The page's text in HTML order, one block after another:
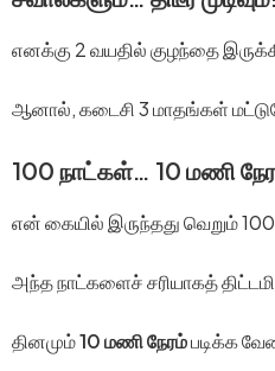
எனக்கு 2 வயதில் குழந்தை
ஆனால், கடைசி 3 மாதங்கள்
100 நாட்கள்… 10 மணி நேர
என் கையில் இருந்தது வெறும்
அந்த நாட்களைச் சரியாகத்
தினமும்10 மணி நேரம்படிக்க